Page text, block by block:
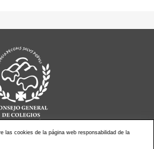
las cookies de la página web responsabilidad de la